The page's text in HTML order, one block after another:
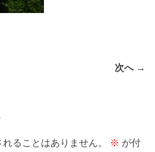
次へ →
ることはありません。 ※ が付